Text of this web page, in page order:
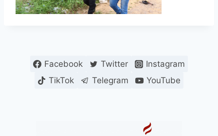
Facebook Twitter
Instagram
TikTok
Telegram YouTube